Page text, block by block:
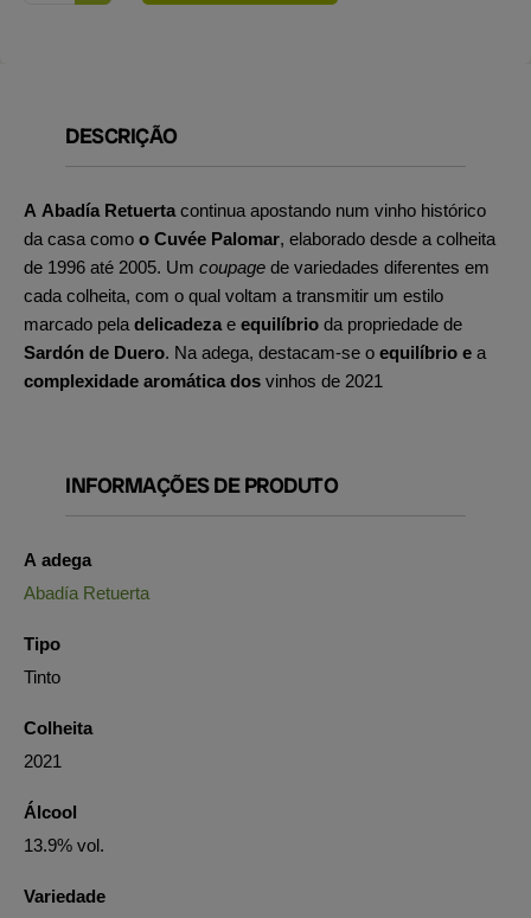
DESCRIÇÃO
A Abadía Retuerta continua apostando num vinho histórico
da casa como o Cuvée Palomar, elaborado desde a colheita
de 1996 até 2005. Um coupage de variedades diferentes em
cada colheita, com o qual voltam a transmitir um estilo
marcado pela delicadeza e equilíbrio da propriedade de
Sardón de Duero. Na adega, destacam-se o equilíbrio e a
complexidade aromática dos vinhos de 2021
INFORMAÇÕES DE PRODUTO
A adega
Abadía Retuerta
Tipo
Tinto
Colheita
2021
Álcool
13.9% vol.
Variedade